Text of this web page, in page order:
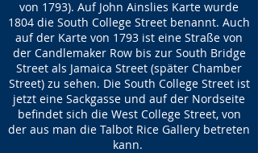
von 1793). Auf John Ainslies Karte wurde
1804 die South College Street benannt. Auch
auf der Karte von 1793 ist eine Straße von
der Candlemaker Row bis zur South Bridge
Street als Jamaica Street (später Chamber
Street) zu sehen. Die South College Street ist
jetzt eine Sackgasse und auf der Nordseite
befindet sich die West College Street, von
der aus man die Talbot Rice Gallery betreten
kann.